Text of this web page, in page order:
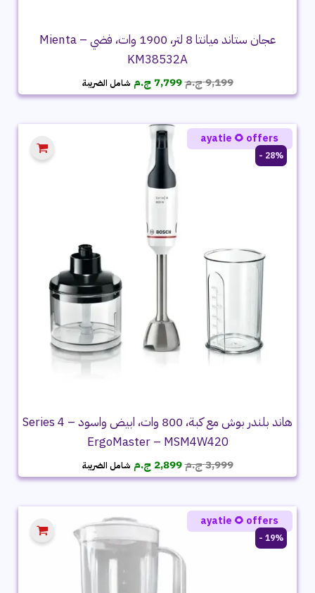
عجان ستاند ميانتا 8 لتر، 1900 وات، فضي – Mienta
KM38532A
9,199ج.مالسعر
الأصلي
9,199 ج.م.
7,799 ج.م السعر
الحالي
7,799 ج.م.
شامل الضريبة
28% -
هاند بلندر بوش مع كبة، 800 وات، ابيض واسود – Series 4
ErgoMaster – MSM4W420
3,999ج.مالسعر
الأصلي
3,999 ج.م.
2,899 ج.م السعر
الحالي
2,899 ج.م.
شامل الضريبة
ayatie 🌻 offers
19% -
ayatie 🌻 offers